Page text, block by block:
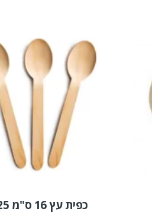
כפית עץ 16 ס"מ 25 יח'